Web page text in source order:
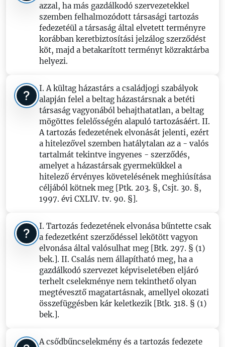
azzal, ha más gazdálkodó szervezetekkel
szemben felhalmozódott társasági tartozás
fedezetéül a társaság által elvetett terményre
korábban keretbiztosítási jelzálog szerződést
köt, majd a betakarított terményt közraktárba
helyezi.
I. A kültag házastárs a családjogi szabályok
alapján felel a beltag házastársnak a betéti
társaság vagyonából behajthatatlan, a beltag
mögöttes felelősségén alapuló tartozásáért. II.
A tartozás fedezetének elvonását jelenti, ezért
a hitelezővel szemben hatálytalan az a - valós
tartalmát tekintve ingyenes - szerződés,
amelyet a házastársak gyermekükkel a
hitelező érvényes követelésének meghiúsítása
céljából kötnek meg [Ptk. 203. §, Csjt. 30. §,
1997. évi CXLIV. tv. 90. §].
I. Tartozás fedezetének elvonása bűntette csak
a fedezetként szerződéssel lekötött vagyon
elvonása által valósulhat meg [Btk. 297. § (1)
bek.]. II. Csalás nem állapítható meg, ha a
gazdálkodó szervezet képviseletében eljáró
terhelt cselekménye nem tekinthető olyan
megtévesztő magatartásnak, amellyel okozati
összefüggésben kár keletkezik [Btk. 318. § (1)
bek.].
A csődbűncselekmény és a tartozás fedezete